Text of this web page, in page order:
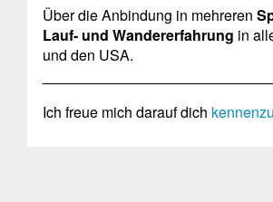
Über die Anbindung in mehreren
Lauf- und Wandererfahrung in
und den USA.
Ich freue mich darauf dich